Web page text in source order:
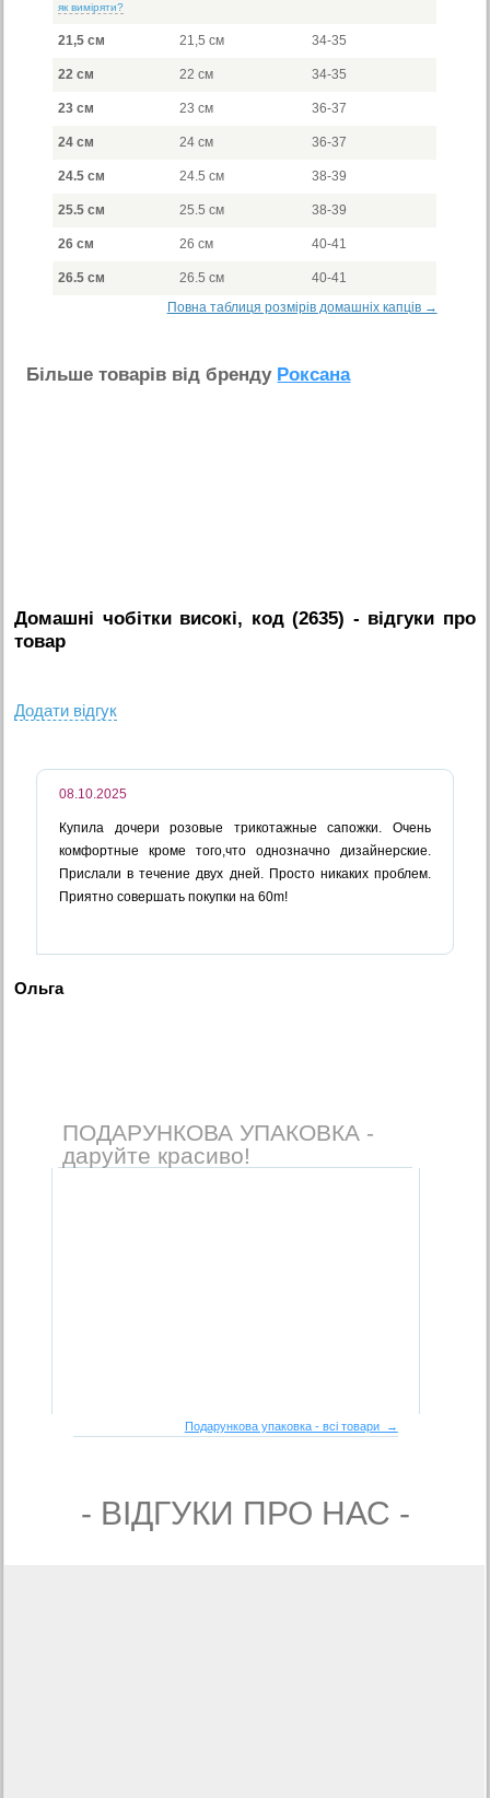
як виміряти?
21,5 см 21,5 см 34-35
22 см 22 см 34-35
23 см 23 см 36-37
24 см 24 см 36-37
24.5 см 24.5 см 38-39
25.5 см 25.5 см 38-39
26 см 26 см 40-41
26.5 см 26.5 см
40-41
Повна таблиця розмірів домашніх капців →
Бiльше товарiв вiд бренду Роксана
Домашні чобітки високі, код (2635) - вiдгуки про
товар
Додати вiдгук
08.10.2025
Купила дочери розовые трикотажные сапожки. Очень
комфортные кроме того,что однозначно дизайнерские.
Прислали в течение двух дней. Просто никаких проблем.
Приятно совершать покупки на 60m!
Ольга
ПОДАРУНКОВА УПАКОВКА -
даруйте красиво!
Подарункова упаковка - всі товари →
- ВIДГУКИ ПРО НАС -